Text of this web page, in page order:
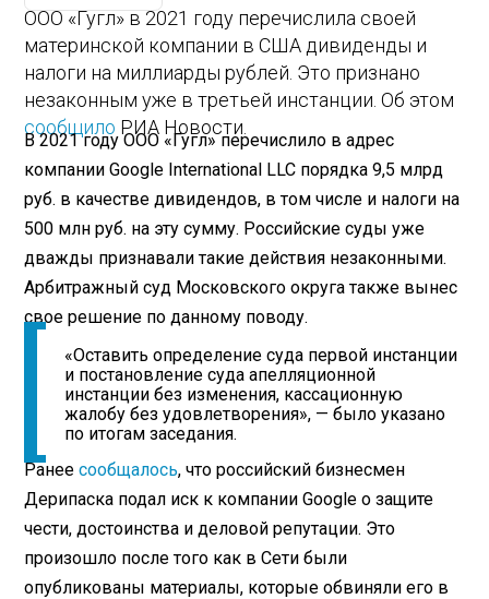
ООО «Гугл» в 2021 году перечислила своей
материнской компании в США дивиденды и
налоги на миллиарды рублей. Это признано
незаконным уже в третьей инстанции. Об этом
сообщило РИА Новости.
В 2021 году ООО «Гугл» перечислило в адрес
компании Google International LLC порядка 9,5 млрд
руб. в качестве дивидендов, в том числе и налоги на
500 млн руб. на эту сумму. Российские суды уже
дважды признавали такие действия незаконными.
Арбитражный суд Московского округа также вынес
свое решение по данному поводу.
«Оставить определение суда первой инстанции
и постановление суда апелляционной
инстанции без изменения, кассационную
жалобу без удовлетворения», — было указано
по итогам заседания.
Ранеесообщалось, что российский бизнесмен
Дерипаска подал иск к компании Google о защите
чести, достоинства и деловой репутации. Это
произошло после того как в Сети были
опубликованы материалы, которые обвиняли его в